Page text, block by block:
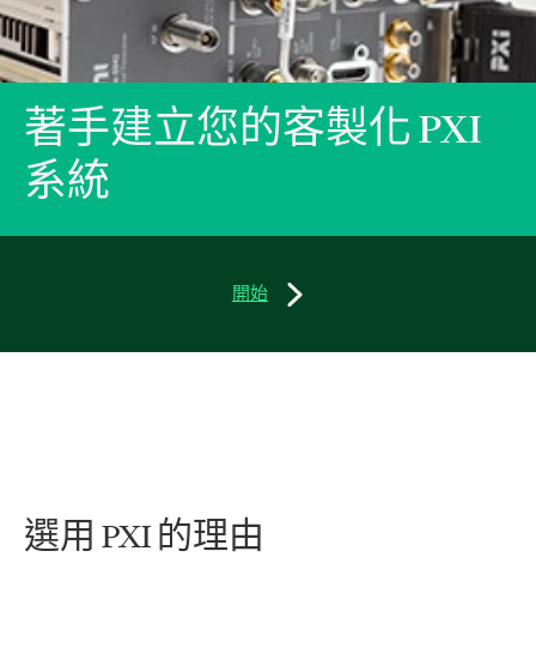
著手建立您 的客製化 PXI
系統
開始
選用 PXI 的理由